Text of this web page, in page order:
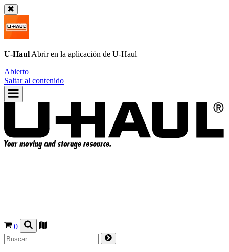
U-Haul Abrir en la aplicación de U-Haul
Abierto
Saltar al contenido
0